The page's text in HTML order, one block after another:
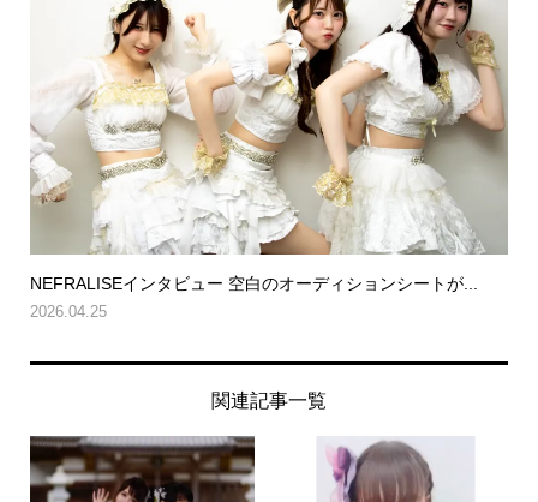
NEFRALISEインタビュー 空白のオーディションシートが...
2026.04.25
関連記事一覧